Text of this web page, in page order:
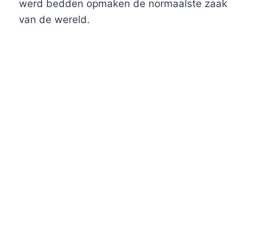
werd bedden opmaken de normaalste zaak
van de wereld.